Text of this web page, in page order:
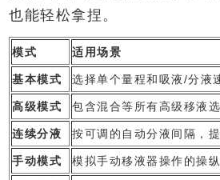
也能轻松拿捏。
模式 适用场景
基本模式 选择单个量程和吸液/分液
高级模式 包含混合等所有高级移液
连续分液 按可调的自动分液间隔，
手动模式 模拟手动移液器操作的操